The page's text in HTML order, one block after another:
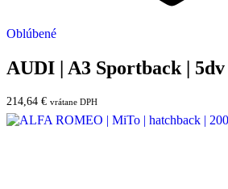
Oblúbené
AUDI | A3 Sportback | 5dv
214,64 € vrátane DPH